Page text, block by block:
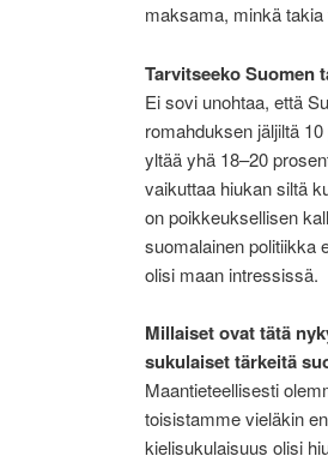
maksama, minkä takia
Tarvitseeko Suomen
Ei sovi unohtaa, että
romahduksen jäljiltä
yltää yhä 18–20
vaikuttaa hiukan siltä
on poikkeuksellisen
suomalainen politiikka
olisi maan intressissä.
Millaiset ovat tätä
sukulaiset tärkeitä
Maantieteellisesti
toisistamme vieläkin
kielisukulaisuus olisi